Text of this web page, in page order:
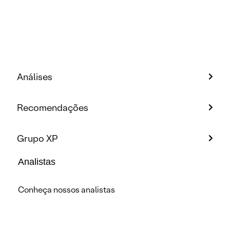
Análises
Recomendações
Grupo XP
Analistas
Conheça nossos analistas